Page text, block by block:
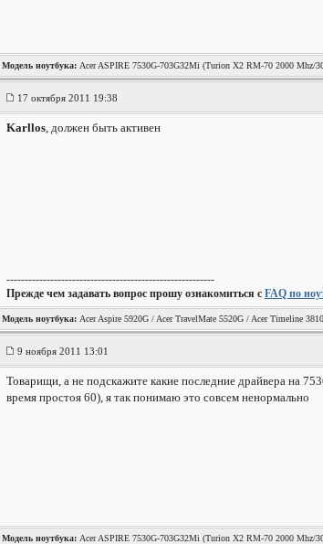
Модель ноутбука:Acer ASPIRE 7530G-703G32Mi (Turion X2 RM-70 2000 Mhz/
17 октября 2011 19:38
Karllos, должен быть активен
---------------------------------------------------------
Прежде чем задавать вопрос прошу ознакомиться с FAQ по
Модель ноутбука:Acer Aspire 5920G / Acer TravelMate 5520G / Acer Timeline
9 ноября 2011 13:01
Товарищи, а не подскажите какие последние драйвера на
время простоя 60), я так понимаю это совсем ненормально
Модель ноутбука:Acer ASPIRE 7530G-703G32Mi (Turion X2 RM-70 2000 Mhz/